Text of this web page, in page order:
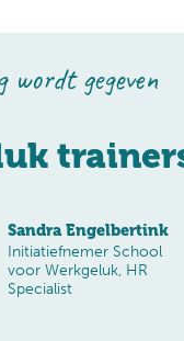
gegeven
Sandra Engelbertink
Initiatiefnemer School
voor Werkgeluk, HR
Specialist